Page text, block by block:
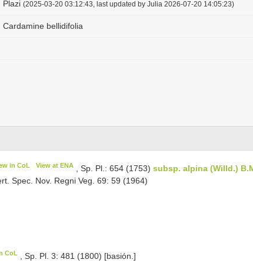
Plazi (2025-03-20 03:12:43, last updated by Julia 2026-07-20 14:05:23)
Cardamine bellidifolia
in CoL View at ENA, Sp. Pl.: 654 (1753) subsp. alpina (Willd.)
Spec. Nov. Regni Veg. 69: 59 (1964)
CoL , Sp. Pl. 3: 481 (1800) [basión.]